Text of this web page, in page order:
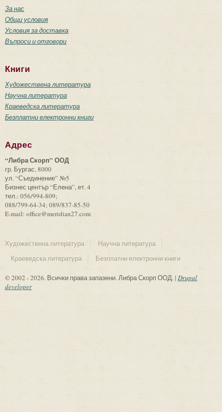
За нас
Общи условия
Условия за доставка
Въпроси и отговори
Книги
Художествена литература
Научна литература
Краеведска литература
Безплатни електронни книги
Адрес
“Либра Скорп” ООД
гр. Бургас, 8000
ул. “Съединение” №5
Бизнес център “Елена”, ет. 4
тел.: 056/994-809;
088/799-64-34; 089/837-85-50
E-mail: office@meridian27.com
Художествена литература
Научна литература
Краеведска литература
Безплатни електронни книги
© 2002 - 2026. Всички права запазени. Либра Скорп ООД. | Drupal
developer